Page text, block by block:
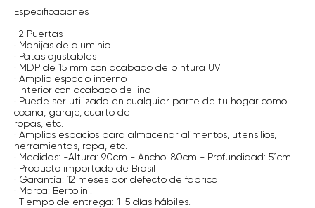
Especificaciones
· 2 Puertas
· Manijas de aluminio
· Patas ajustables
· MDP de 15 mm con acabado de pintura UV
· Amplio espacio interno
· Interior con acabado de lino
· Puede ser utilizada en cualquier parte de tu hogar como
cocina, garaje, cuarto de
ropas, etc.
· Amplios espacios para almacenar alimentos, utensilios,
herramientas, ropa, etc.
· Medidas: -Altura: 90cm - Ancho: 80cm - Profundidad: 51cm
· Producto importado de Brasil
· Garantía: 12 meses por defecto de fabrica
· Marca: Bertolini.
· Tiempo de entrega: 1-5 días hábiles.